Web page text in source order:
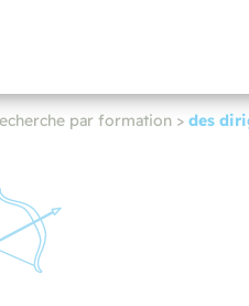
par formation > des